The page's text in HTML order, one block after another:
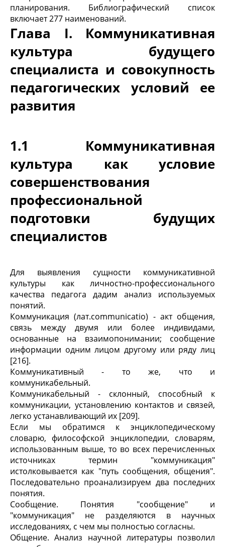
планирования. Библиографический список
включает 277 наименований.
Глава I. Коммуникативная
культура будущего
специалиста и совокупность
педагогических условий ее
развития
1.1 Коммуникативная
культура как условие
совершенствования
профессиональной
подготовки будущих
специалистов
Для выявления сущности коммуникативной
культуры как личностно-профессионального
качества педагога дадим анализ используемых
понятий.
Коммуникация (лат.communicatio) - акт общения,
связь между двумя или более индивидами,
основанные на взаимопонимании; сообщение
информации одним лицом другому или ряду лиц
[216].
Коммуникативный - то же, что и
коммуникабельный.
Коммуникабельный - склонный, способный к
коммуникации, установлению контактов и связей,
легко устанавливающий их [209].
Если мы обратимся к энциклопедическому
словарю, философской энциклопедии, словарям,
использованным выше, то во всех перечисленных
источниках термин "коммуникация"
истолковывается как "путь сообщения, общения".
Последовательно проанализируем два последних
понятия.
Сообщение. Понятия "сообщение" и
"коммуникация" не разделяются в научных
исследованиях, с чем мы полностью согласны.
Общение. Анализ научной литературы позволил